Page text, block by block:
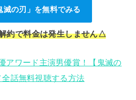
滅の刃」を無料でみる
約で料金は発生しません△
アワード主演男優賞！【鬼滅の
全話無料視聴する方法